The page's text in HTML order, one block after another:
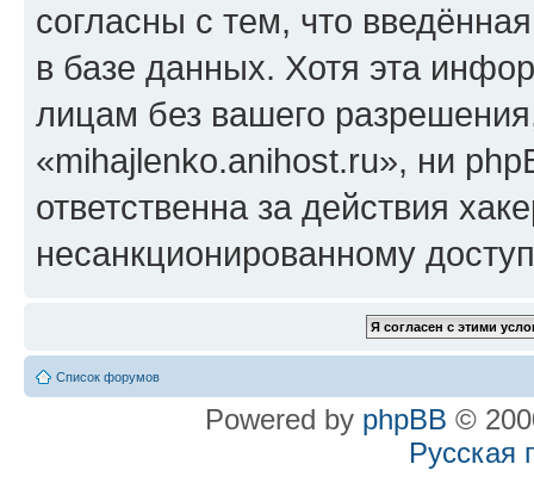
согласны с тем, что
в базе данных. Хотя эта
лицам без вашего
«mihajlenko.anihost.ru», ни
ответственна за действия
несанкционированному
Список форумов
Powered by phpBB ©
Русская